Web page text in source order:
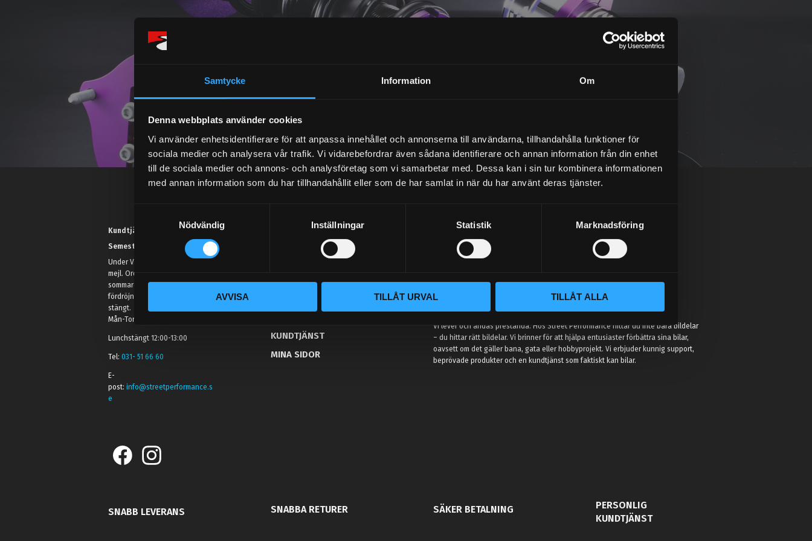
Samtycke Information Om
Denna webbplats använder cookies
Vi använder enhetsidentifierare för att anpassa innehållet och annonserna till användarna, tillhandahålla funktioner för
sociala medier och analysera vår trafik. Vi vidarebefordrar även sådana identifierare och annan information från din enhet
till de sociala medier och annons- och analysföretag som vi samarbetar med. Dessa kan i sin tur kombinera informationen
med annan information som du har tillhandahållit eller som de har samlat in när du har använt deras tjänster.
a
c
v
a
Nödvändig Inställningar Statistik Marknadsföring
AVVISA TILLÅT URVAL TILLÅT ALLA
Dina personuppgifter behandlas i enlighet med vår
Kundtjänst telefon:
Semestertider.
Under V.27 - V.33 nås vi enbart på
mejl. Ordrar skickas under
sommaren men med viss
fördröjning. 2/7 -9/7 är det helt
stängt.
Mån-Tors: 10:30-15:00
Lunchstängt 12:00-13:00
Tel:031- 51 66 60
E-
post:info@streetperformance.s
e
KUNDTJÄNST
MINA SIDOR
VÅR AFFÄRSIDÉ ÄR ENKEL:
Vi lever och andas prestanda. Hos Street Performance hittar du inte bara bildelar
– du hittar rätt bildelar. Vi brinner för att hjälpa entusiaster förbättra sina bilar,
oavsett om det gäller bana, gata eller hobbyprojekt. Vi erbjuder kunnig support,
beprövade produkter och en kundtjänst som faktiskt kan bilar.
SNABB LEVERANS SNABBA RETURER SÄKER BETALNING
PERSONLIG
KUNDTJÄNST